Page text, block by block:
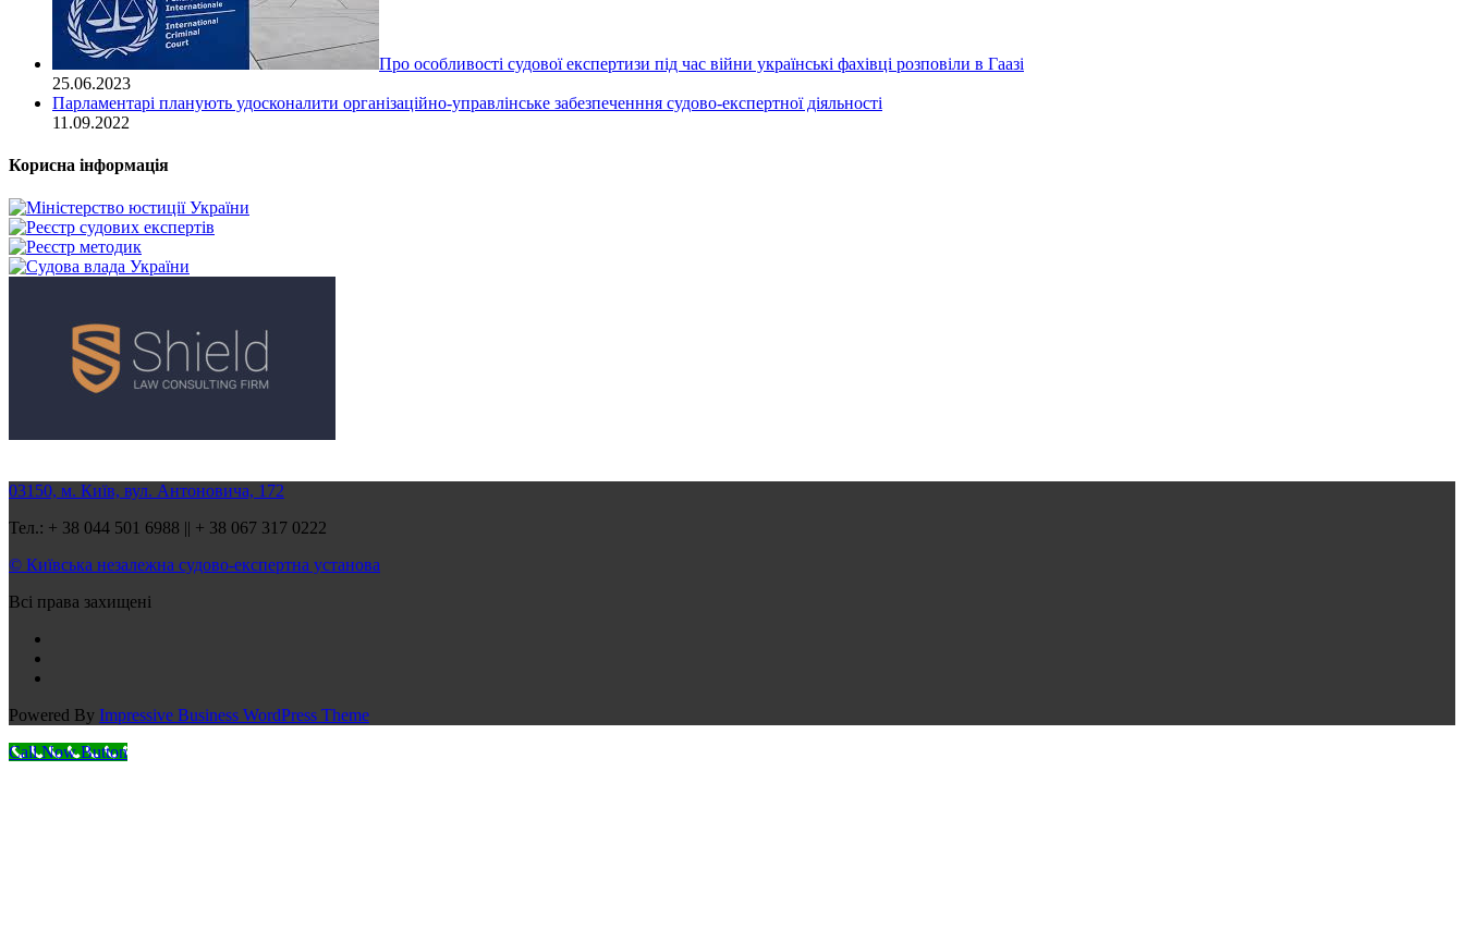
Про особливості судової експертизи під час війни українські фахівці розповіли в Гаазі
25.06.2023
Парламентарі планують удосконалити організаційно-управлінське забезпеченння судово-експертної діяльності
11.09.2022
Корисна інформація
03150, м. Київ, вул. Антоновича, 172
Тел.: + 38 044 501 6988 || + 38 067 317 0222
© Київська незалежна судово-експертна установа
Всі права захищені
Powered By Impressive Business WordPress Theme
Call Now Button